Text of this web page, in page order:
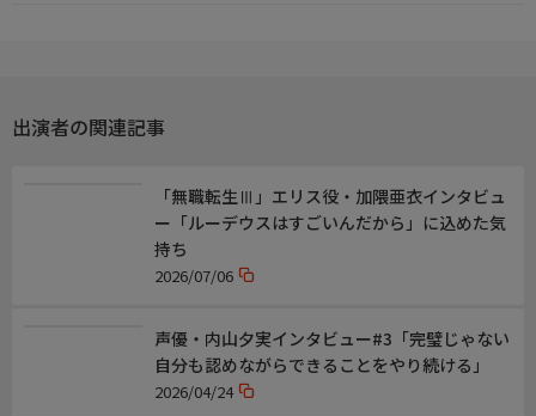
出演者の関連記事
「無職転生Ⅲ」エリス役・加隈亜衣インタビュ
ー「ルーデウスはすごいんだから」に込めた気
持ち
2026/07/06
声優・内山夕実インタビュー#3「完璧じゃない
自分も認めながらできることをやり続ける」
2026/04/24